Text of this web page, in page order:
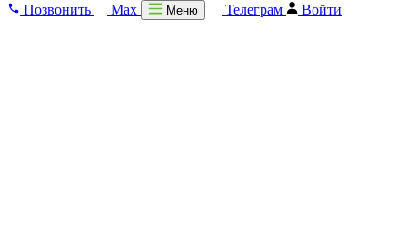
Позвонить
Max Меню Телеграм Войти